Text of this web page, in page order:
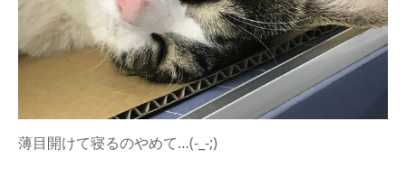
薄目開けて寝るのやめて…(-_-;)